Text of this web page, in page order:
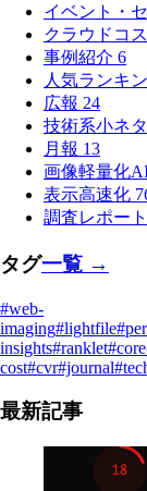
イベント・
クラウドコ
事例紹介 6
人気ランキ
広報 24
技術系小ネタ
月報 13
画像軽量化
表示高速化
調査レポート
タグ一覧 →
#web-
imaging#lightfile
insights#ranklet
cost#cvr#journal
最新記事